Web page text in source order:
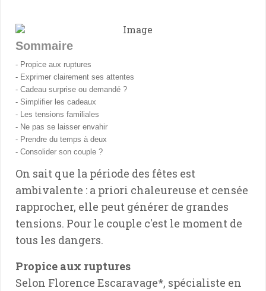
Sommaire
- Propice aux ruptures
- Exprimer clairement ses attentes
- Cadeau surprise ou demandé ?
- Simplifier les cadeaux
- Les tensions familiales
- Ne pas se laisser envahir
- Prendre du temps à deux
- Consolider son couple ?
On sait que la période des fêtes est
ambivalente : a priori chaleureuse et censée
rapprocher, elle peut générer de grandes
tensions. Pour le couple c'est le moment de
tous les dangers.
Propice aux ruptures
Selon Florence Escaravage*, spécialiste en